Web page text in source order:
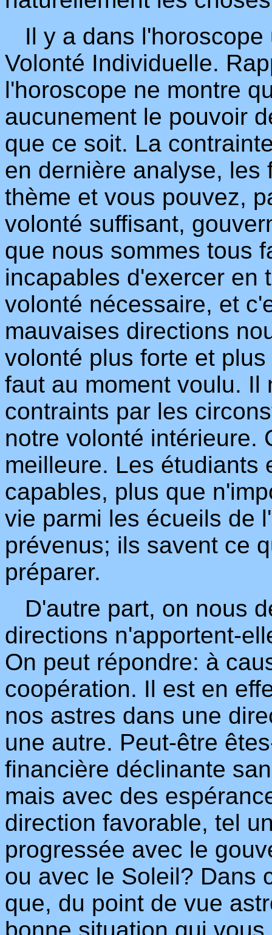
Il y a dans l'horoscope
Volonté Individuelle.
l'horoscope ne montre
aucunement le pouvoir
que ce soit. La
en dernière analyse, les
thème et vous pouvez,
volonté suffisant,
que nous sommes tous
incapables d'exercer en
volonté nécessaire, et
mauvaises directions
volonté plus forte et
faut au moment voulu. Il
contraints par les
notre volonté intérieure.
meilleure. Les étudiants
capables, plus que
vie parmi les écueils de
prévenus; ils savent ce
préparer.
D'autre part, on nous
directions n'apportent-
On peut répondre: à
coopération. Il est en
nos astres dans une
une autre. Peut-être
financière déclinante
mais avec des
direction favorable, tel
progressée avec le
ou avec le Soleil? Dans
que, du point de vue
bonne situation qui